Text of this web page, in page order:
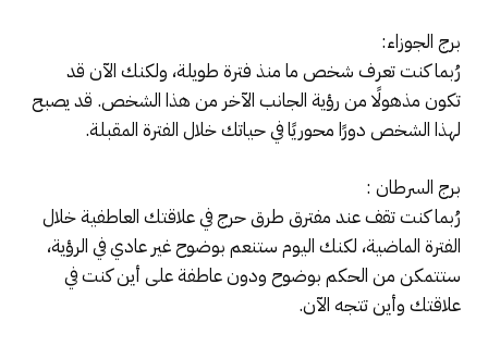
برج الجوزاء:
رُبما كنت تعرف شخص ما منذ فترة طويلة، ولكنك الآن قد
تكون مذهولًا من رؤية الجانب الآخر من هذا الشخص. قد يصبح
لهذا الشخص دورًا محوريًا في حياتك خلال الفترة المقبلة.
برج السرطان :
رُبما كنت تقف عند مفترق طرق حرج في علاقتك العاطفية خلال
الفترة الماضية، لكنك اليوم ستنعم بوضوح غير عادي في الرؤية،
ستتمكن من الحكم بوضوح ودون عاطفة على أين كنت في
علاقتك وأين تتجه الآن.